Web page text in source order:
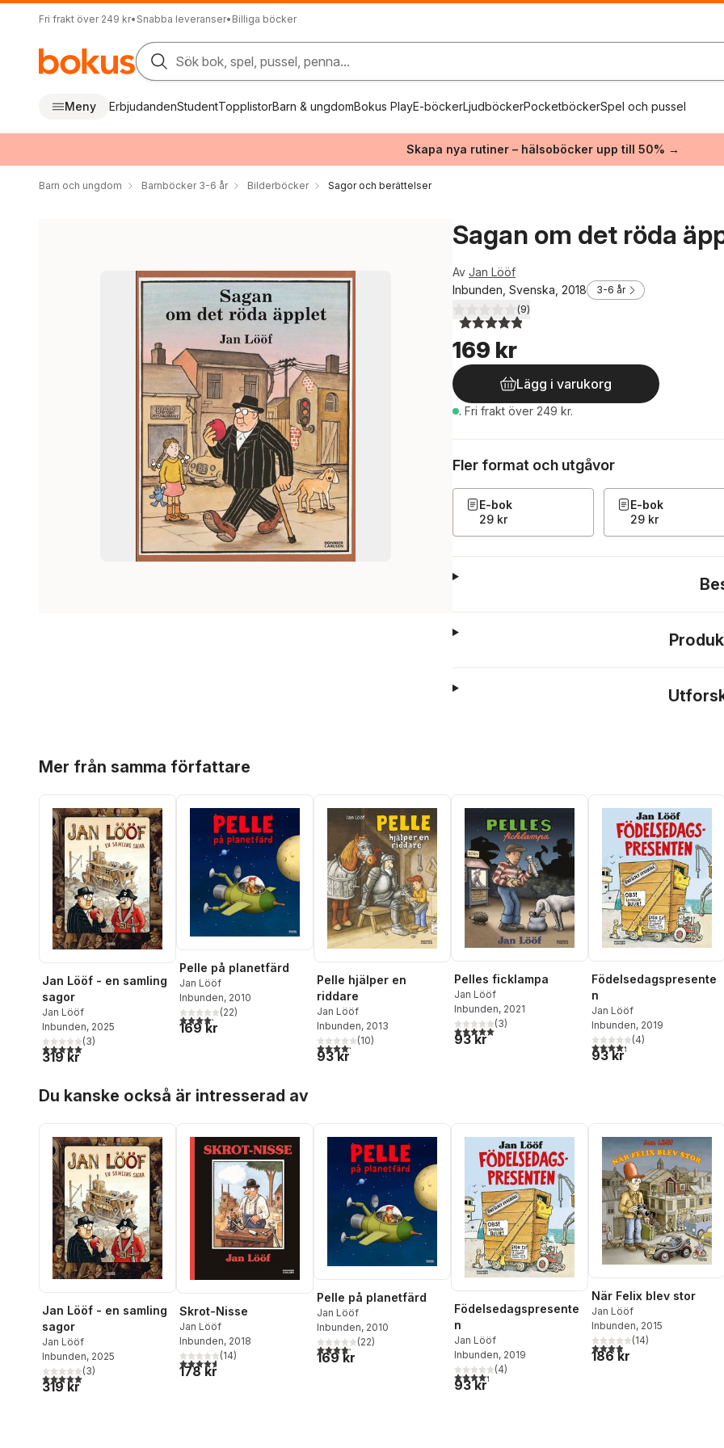
Fri frakt över 249 kr• Snabba leveranser• Billiga böcker
Sök bok, spel, pussel, penna...
Meny ErbjudandenStudentTopplistorBarn & ungdomBokus PlayE-böckerLjudböckerPocketböckerSpel och pussel
Skapa nya rutiner – hälsoböcker upp till 50% →
Barn och ungdom Barnböcker 3-6 år Bilderböcker Sagor och berättelser
Sagan om det röda
Av Jan Lööf
Inbunden, Svenska, 2018
3-6 år
4,9utav 5 stjärnor. Totalt antal röster:
(9)
169 kr
Lägg i varukorg
. Fri frakt över 249 kr.
Fler format och utgåvor
E-bok
29 kr
E-bok
29 kr
Mer från samma författare
Jan Lööf - en samling
sagor
Jan Lööf
Inbunden, 2025
5,0utav 5 stjärnor. Totalt antal röster:
(3)
319 kr
Pelle på planetfärd
Jan Lööf
Inbunden, 2010
4,2utav 5 stjärnor. Totalt antal röster:
(22)
169 kr
Pelle hjälper en
riddare
Jan Lööf
Inbunden, 2013
4,2utav 5 stjärnor. Totalt antal röster:
(10)
93 kr
Pelles ficklampa
Jan Lööf
Inbunden, 2021
5,0utav 5 stjärnor. Totalt antal röster:
(3)
93 kr
Födelsedagspresente
n
Jan Lööf
Inbunden, 2019
4,3utav 5 stjärnor. Totalt
(4)
93 kr
Du kanske också är intresserad av
Jan Lööf - en samling
sagor
Jan Lööf
Inbunden, 2025
5,0utav 5 stjärnor. Totalt antal röster:
(3)
319 kr
Skrot-Nisse
Jan Lööf
Inbunden, 2018
4,6utav 5 stjärnor. Totalt antal röster:
(14)
178 kr
Pelle på planetfärd
Jan Lööf
Inbunden, 2010
4,2utav 5 stjärnor. Totalt antal röster:
(22)
169 kr
Födelsedagspresente
n
Jan Lööf
Inbunden, 2019
4,3utav 5 stjärnor. Totalt antal röster:
(4)
93 kr
När Felix blev stor
Jan Lööf
Inbunden, 2015
3,9utav 5 stjärnor. Totalt
(14)
186 kr